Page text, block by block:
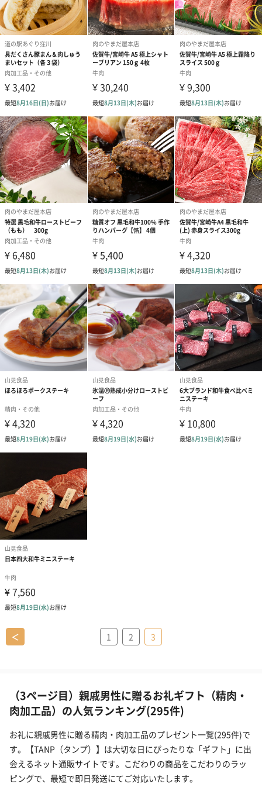
＜ 1 2 3
（3ページ目）親戚男性に贈るお礼ギフト（精肉・
肉加工品）の人気ランキング(295件)
お礼に親戚男性に贈る精肉・肉加工品のプレゼント一覧(295件)で
す。【TANP（タンプ）】は大切な日にぴったりな「ギフト」に出
会えるネット通販サイトです。こだわりの商品をこだわりのラッ
ピングで、最短で即日発送にてご対応いたします。